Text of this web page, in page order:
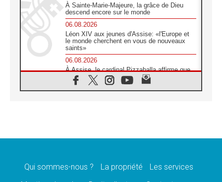
À Sainte-Marie-Majeure, la grâce de Dieu
descend encore sur le monde
06.08.2026
Léon XIV aux jeunes d'Assise: «l'Europe et
le monde cherchent en vous de nouveaux
saints»
06.08.2026
À Assise, le cardinal Pizzaballa affirme que
«les chrétiens veulent la paix»
06.08.2026
message de paix et de dignité humaine»
Qui sommes-nous ? La propriété
Les services